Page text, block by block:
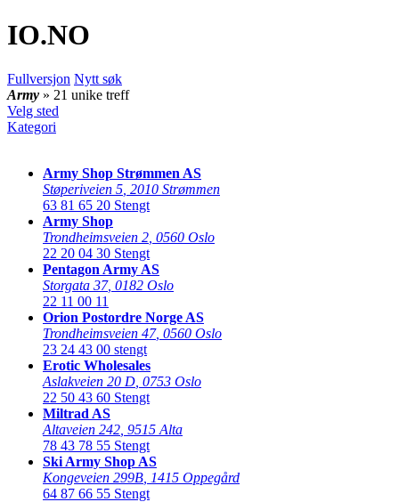
IO.NO
Fullversjon Nytt søk
Army » 21 unike treff
Velg sted
Kategori
Army Shop Strømmen AS
Støperiveien 5 2010 Strømmen
63 81 65 20 Stengt
Army Shop
Trondheimsveien 2 0560 Oslo
22 20 04 30 Stengt
Pentagon Army AS
Storgata 37, 0182 Oslo
22 11 00 11
Orion Postordre Norge AS
Trondheimsveien 47, 0560 Oslo
23 24 43 00 stengt
Erotic Wholesales
Aslakveien 20 D 0753 Oslo
22 50 43 60 Stengt
Miltrad AS
Altaveien 242 9515 Alta
78 43 78 55 Stengt
Ski Army Shop AS
Kongeveien 299B 1415 Oppegård
64 87 66 55 Stengt